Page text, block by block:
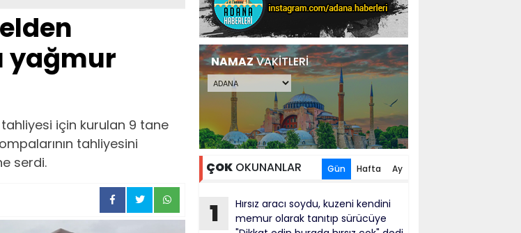
yağmur
tahliyesi için kurulan 9 tane
tahliyesini
serdi.
NAMAZVAKİTLERİ
ÇOK OKUNANLAR Gün Hafta Ay
1
Hırsız aracı soydu, kuzeni kendini
memur olarak tanıtıp sürücüye